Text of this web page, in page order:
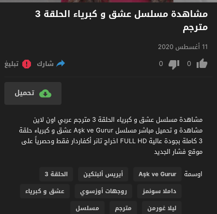
مشاهدة مسلسل عشق و كبرياء الحلقة 3
مترجم
11 أغسطس 2020
0
0 شارك تبليغ
تحميل
مشاهدة مسلسل عشق و كبرياء الحلقة 3 مترجم عربي اون لاين
مشاهدة و تحميل مباشر مسلسل Aşk ve Gurur عشق و كبرياء حلقة
3 كاملة بجودة عالية FULL HD اخراج تانر أكفاردار فقط وحصرياً على
موقع فشار الجديد
اوسمة
Aşk ve Gurur أيريس ألبتكين
الحلقة 3
داملا سونمز
روجهات أوزسوي
عشق و كبرياء
ليلا غورمن
مترجم
مسلسل